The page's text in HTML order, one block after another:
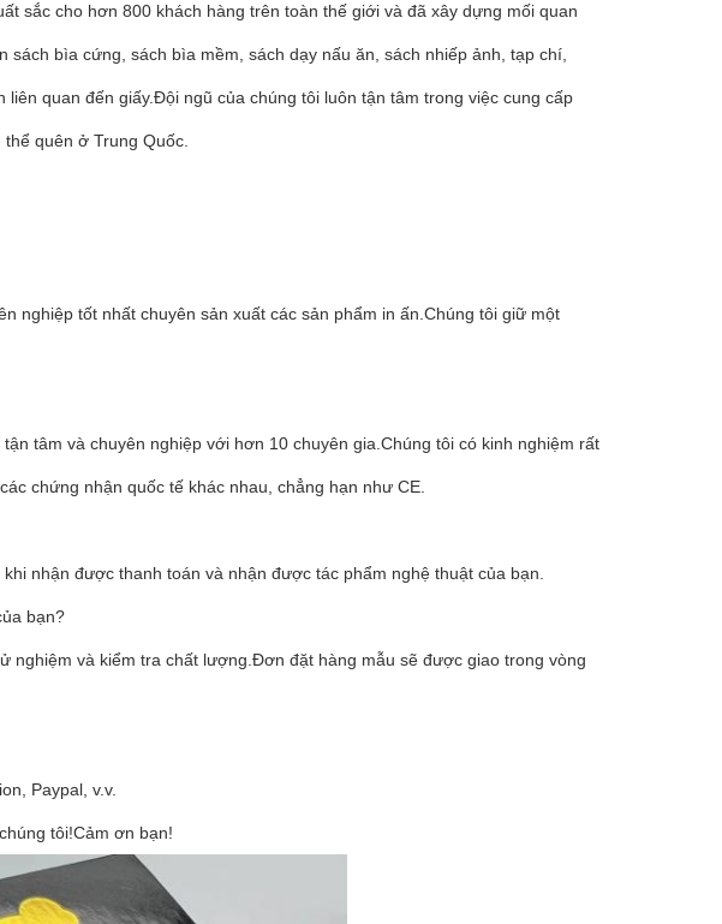
sắc cho hơn 800 khách hàng trên toàn thế giới và đã xây dựng mối quan
bìa cứng, sách bìa mềm, sách dạy nấu ăn, sách nhiếp ảnh, tạp chí,
liên quan đến giấy.Đội ngũ của chúng tôi luôn tận tâm trong việc cung cấp
quên ở Trung Quốc.
nghiệp tốt nhất chuyên sản xuất các sản phẩm in ấn.Chúng tôi giữ một
tâm và chuyên nghiệp với hơn 10 chuyên gia.Chúng tôi có kinh nghiệm rất
chứng nhận quốc tế khác nhau, chẳng hạn như CE.
nhận được thanh toán và nhận được tác phẩm nghệ thuật của bạn.
bạn?
nghiệm và kiểm tra chất lượng.Đơn đặt hàng mẫu sẽ được giao trong vòng
Paypal, v.v.
tôi!Cảm ơn bạn!